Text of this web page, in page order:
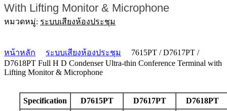
With Lifting Monitor & Microphone
หมวดหมู่: ระบบเสียงห้องประชุม
หน้าหลัก ระบบเสียงห้องประชุม
7615PT / D7617PT /
D7618PT Full H D Condenser Ultra-thin Conference Terminal with
Lifting Monitor & Microphone
Specification D7615PT D7617PT
D7618PT